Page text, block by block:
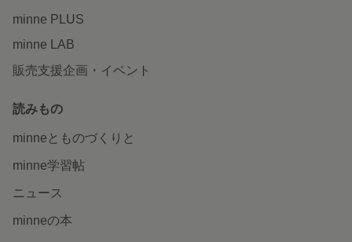
minne PLUS
minne LAB
販売支援企画・イベント
読みもの
minneとものづくりと
minne学習帖
ニュース
minneの本